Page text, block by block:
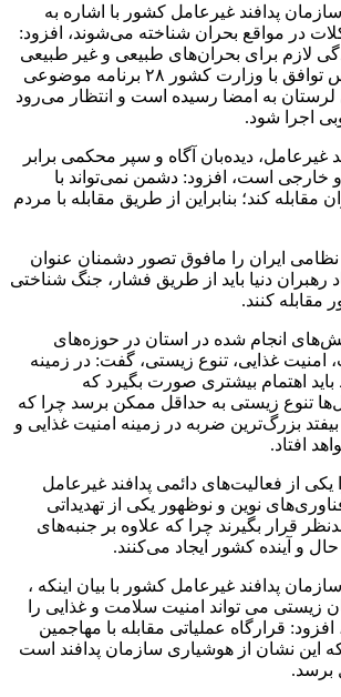
پدافند غیرعامل کشور با اشاره به
در مواقع بحران شناخته می‌شوند، افزود:
لازم برای بحران‌های طبیعی و غیر طبیعی
لازم است که براساس توافق با وزارت کشور ۲۸ برنامه موضوعی
لرستان به امضا رسیده است و انتظار می‌رود
اجرا شود.
غیرعامل، دیده‌بان آگاه و سپر محکمی برابر
و خارجی است، افزود: دشمن نمی‌تواند با
مقابله کند؛ بنابراین از طریق مقابله با مردم
ایران را مافوق تصور دشمنان عنوان
رهبران دنیا باید از طریق فشار، جنگ شناختی
مقابله کنند.
انجام شده در استان در حوزه‌های
امنیت غذایی، تنوع زیستی، گفت: در زمینه
اهتمام بیشتری صورت بگیرد که
تنوع زیستی به حداقل ممکن برسد چرا که
بیفتد بزرگ‌ترین ضربه در زمینه امنیت غذایی و
افتاد‌.
یکی از فعالیت‌های دائمی پدافند غیرعامل
نوین و نوظهور یکی از تهدیداتی
قرار بگیرند چرا که علاوه بر جنبه‌های
و آینده کشور ایجاد می‌کنند.
پدافند غیرعامل کشور با بیان اینکه ،
زیستی می تواند امنیت سلامت و غذایی را
قرارگاه عملیاتی مقابله با مهاجمین
این نشان از هوشیاری سازمان پدافند است
برسد.